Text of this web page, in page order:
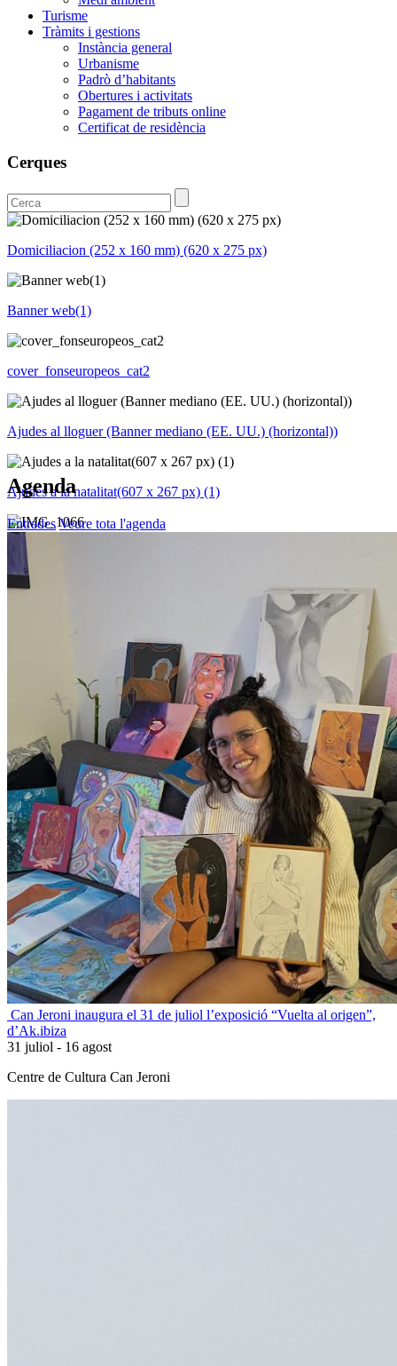
Turisme
Tràmits i gestions
Instància general
Urbanisme
Padrò d’habitants
Obertures i activitats
Pagament de tributs online
Certificat de residència
Cerques
Domiciliacion (252 x 160 mm) (620 x 275 px)
Banner web(1)
cover_fonseuropeos_cat2
Ajudes al lloguer (Banner mediano (EE. UU.) (horizontal))
Ajudes a la natalitat(607 x 267 px) (1)
IMG_1066
bannerpgousantjosep
Banner Carpeta Ciutadana Fons Europeus
encatala
sant josep es musica
Alumbrado_CA
canera_cat
Agenda
Entrades Veure tota l'agenda
Can Jeroni inaugura el 31 de juliol l’exposició “Vuelta al origen”,
d’Ak.ibiza
31 juliol - 16 agost
Centre de Cultura Can Jeroni